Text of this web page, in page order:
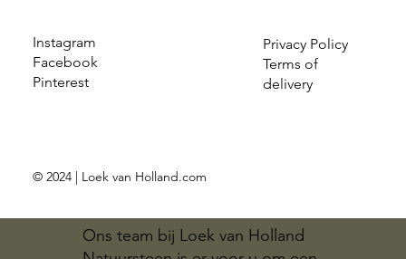
Ons team bij Loek van Holland
Instagram
Facebook
Pinterest
Privacy Policy
Terms of
delivery
© 2024 | Loek van Holland.com